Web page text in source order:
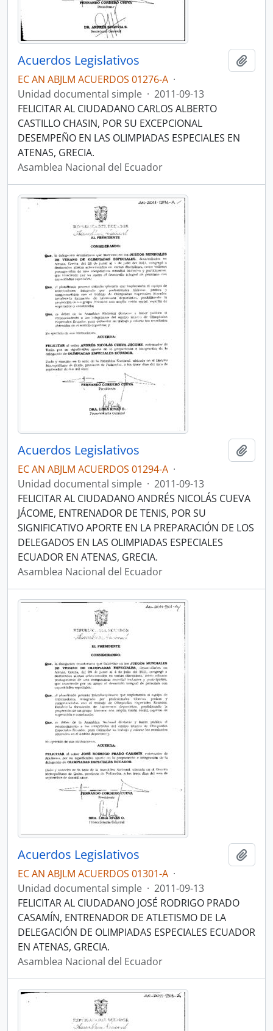
Acuerdos Legislativos
EC AN ABJLM ACUERDOS 01276-A ·
Unidad documental simple · 2011-09-13
FELICITAR AL CIUDADANO CARLOS ALBERTO
CASTILLO CHASIN, POR SU EXCEPCIONAL
DESEMPEÑO EN LAS OLIMPIADAS ESPECIALES EN
ATENAS, GRECIA.
Asamblea Nacional del Ecuador
Acuerdos Legislativos
EC AN ABJLM ACUERDOS 01294-A ·
Unidad documental simple · 2011-09-13
FELICITAR AL CIUDADANO ANDRÉS NICOLÁS CUEVA
JÁCOME, ENTRENADOR DE TENIS, POR SU
SIGNIFICATIVO APORTE EN LA PREPARACIÓN DE LOS
DELEGADOS EN LAS OLIMPIADAS ESPECIALES
ECUADOR EN ATENAS, GRECIA.
Asamblea Nacional del Ecuador
Acuerdos Legislativos
EC AN ABJLM ACUERDOS 01301-A ·
Unidad documental simple · 2011-09-13
FELICITAR AL CIUDADANO JOSÉ RODRIGO PRADO
CASAMÍN, ENTRENADOR DE ATLETISMO DE LA
DELEGACIÓN DE OLIMPIADAS ESPECIALES ECUADOR
EN ATENAS, GRECIA.
Asamblea Nacional del Ecuador